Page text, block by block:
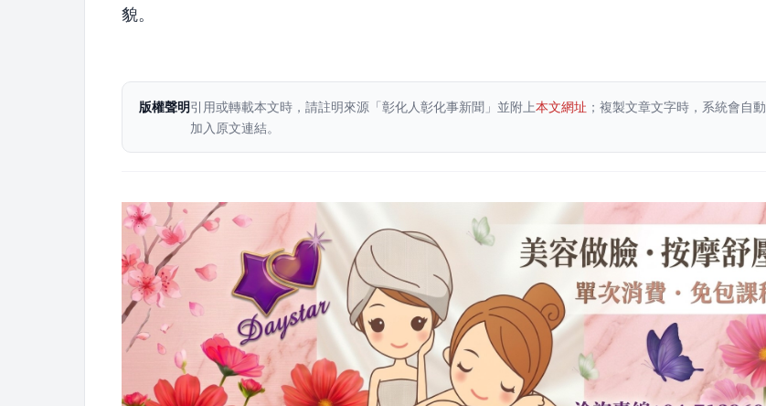
貌。
版權聲明引用或轉載本文時，請註明來源「彰化人彰化事新聞」並附上本文網址 ；複製文章文字時，系統會自動
加入原文連結。